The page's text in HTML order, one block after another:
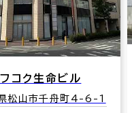
コク生命ビル
松山市千舟町4-6-1